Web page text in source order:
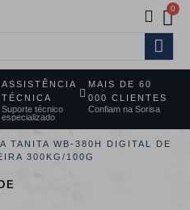
ASSISTÊNCIA
TÉCNICA
Suporte técnico
especializado
MAIS DE 60
000 CLIENTES
Confiam na Sorisa
TANITA WB-380H DIGITAL DE
300KG/100G